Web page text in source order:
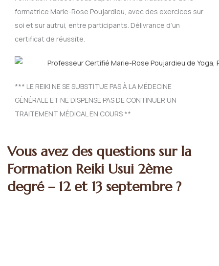
formatrice Marie-Rose Poujardieu, avec des exercices sur
soi et sur autrui, entre participants. Délivrance d’un
certificat de réussite.
*** LE REIKI NE SE SUBSTITUE PAS À LA MÉDECINE
GÉNÉRALE ET NE DISPENSE PAS DE CONTINUER UN
TRAITEMENT MÉDICAL EN COURS **
Vous avez des questions sur la
Formation Reiki Usui 2ème
degré – 12 et 13 septembre ?